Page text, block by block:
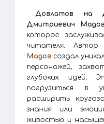
Довлатов на
Дмитриевич Мадов
которое
читателя.
Мадов создал
персонажей,
глубоких идей.
погрузиться в
расширить
знания или
живостью и